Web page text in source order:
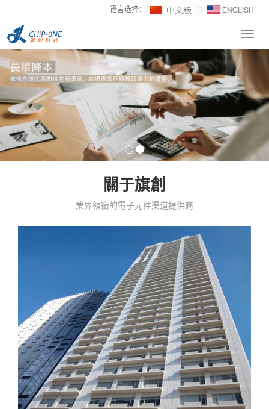
语言选择： ∷
關于旗創
業界領銜的電子元件渠道提供商